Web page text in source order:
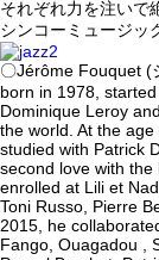
それぞれ力を注いで
シンコーミュージッ
〇Jérôme Fouquet (
born in 1978,
Dominique Leroy
the world. At the
studied with Patrick
second love with
enrolled at Lili et
Toni Russo, Pierre
2015, he
Fango, Ouagadou ,